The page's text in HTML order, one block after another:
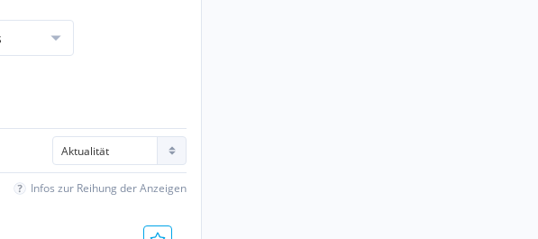
Infos zur Reihung der Anzeigen